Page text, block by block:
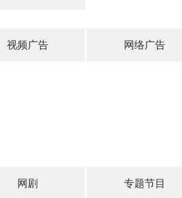
视频广告 网络广告
网剧 专题节目